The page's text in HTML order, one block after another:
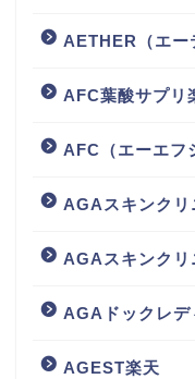
AETHER（エー
AFC葉酸サプリ
AFC（エーエフ
AGAスキンクリ
AGAスキンクリ
AGAドックレデ
AGEST楽天